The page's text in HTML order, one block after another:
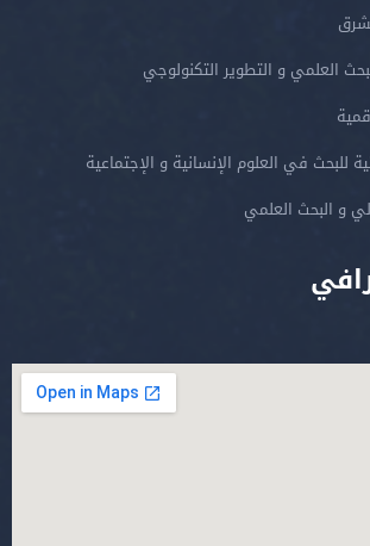
العلمي و التطوير التكنولوجي
للبحث في العلوم الإنسانية و الإجتماعية
و البحث العلمي